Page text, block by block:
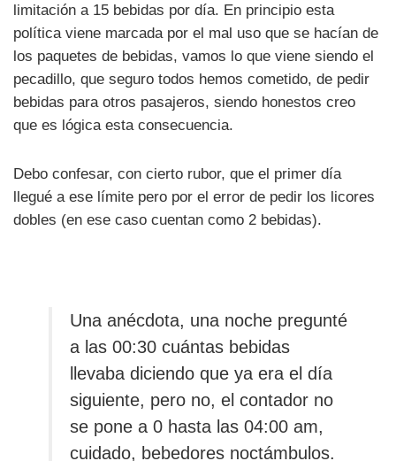
limitación a 15 bebidas por día. En principio esta
política viene marcada por el mal uso que se hacían de
los paquetes de bebidas, vamos lo que viene siendo el
pecadillo, que seguro todos hemos cometido, de pedir
bebidas para otros pasajeros, siendo honestos creo
que es lógica esta consecuencia.
Debo confesar, con cierto rubor, que el primer día
llegué a ese límite pero por el error de pedir los licores
dobles (en ese caso cuentan como 2 bebidas).
Una anécdota, una noche pregunté
a las 00:30 cuántas bebidas
llevaba diciendo que ya era el día
siguiente, pero no, el contador no
se pone a 0 hasta las 04:00 am,
cuidado, bebedores noctámbulos.